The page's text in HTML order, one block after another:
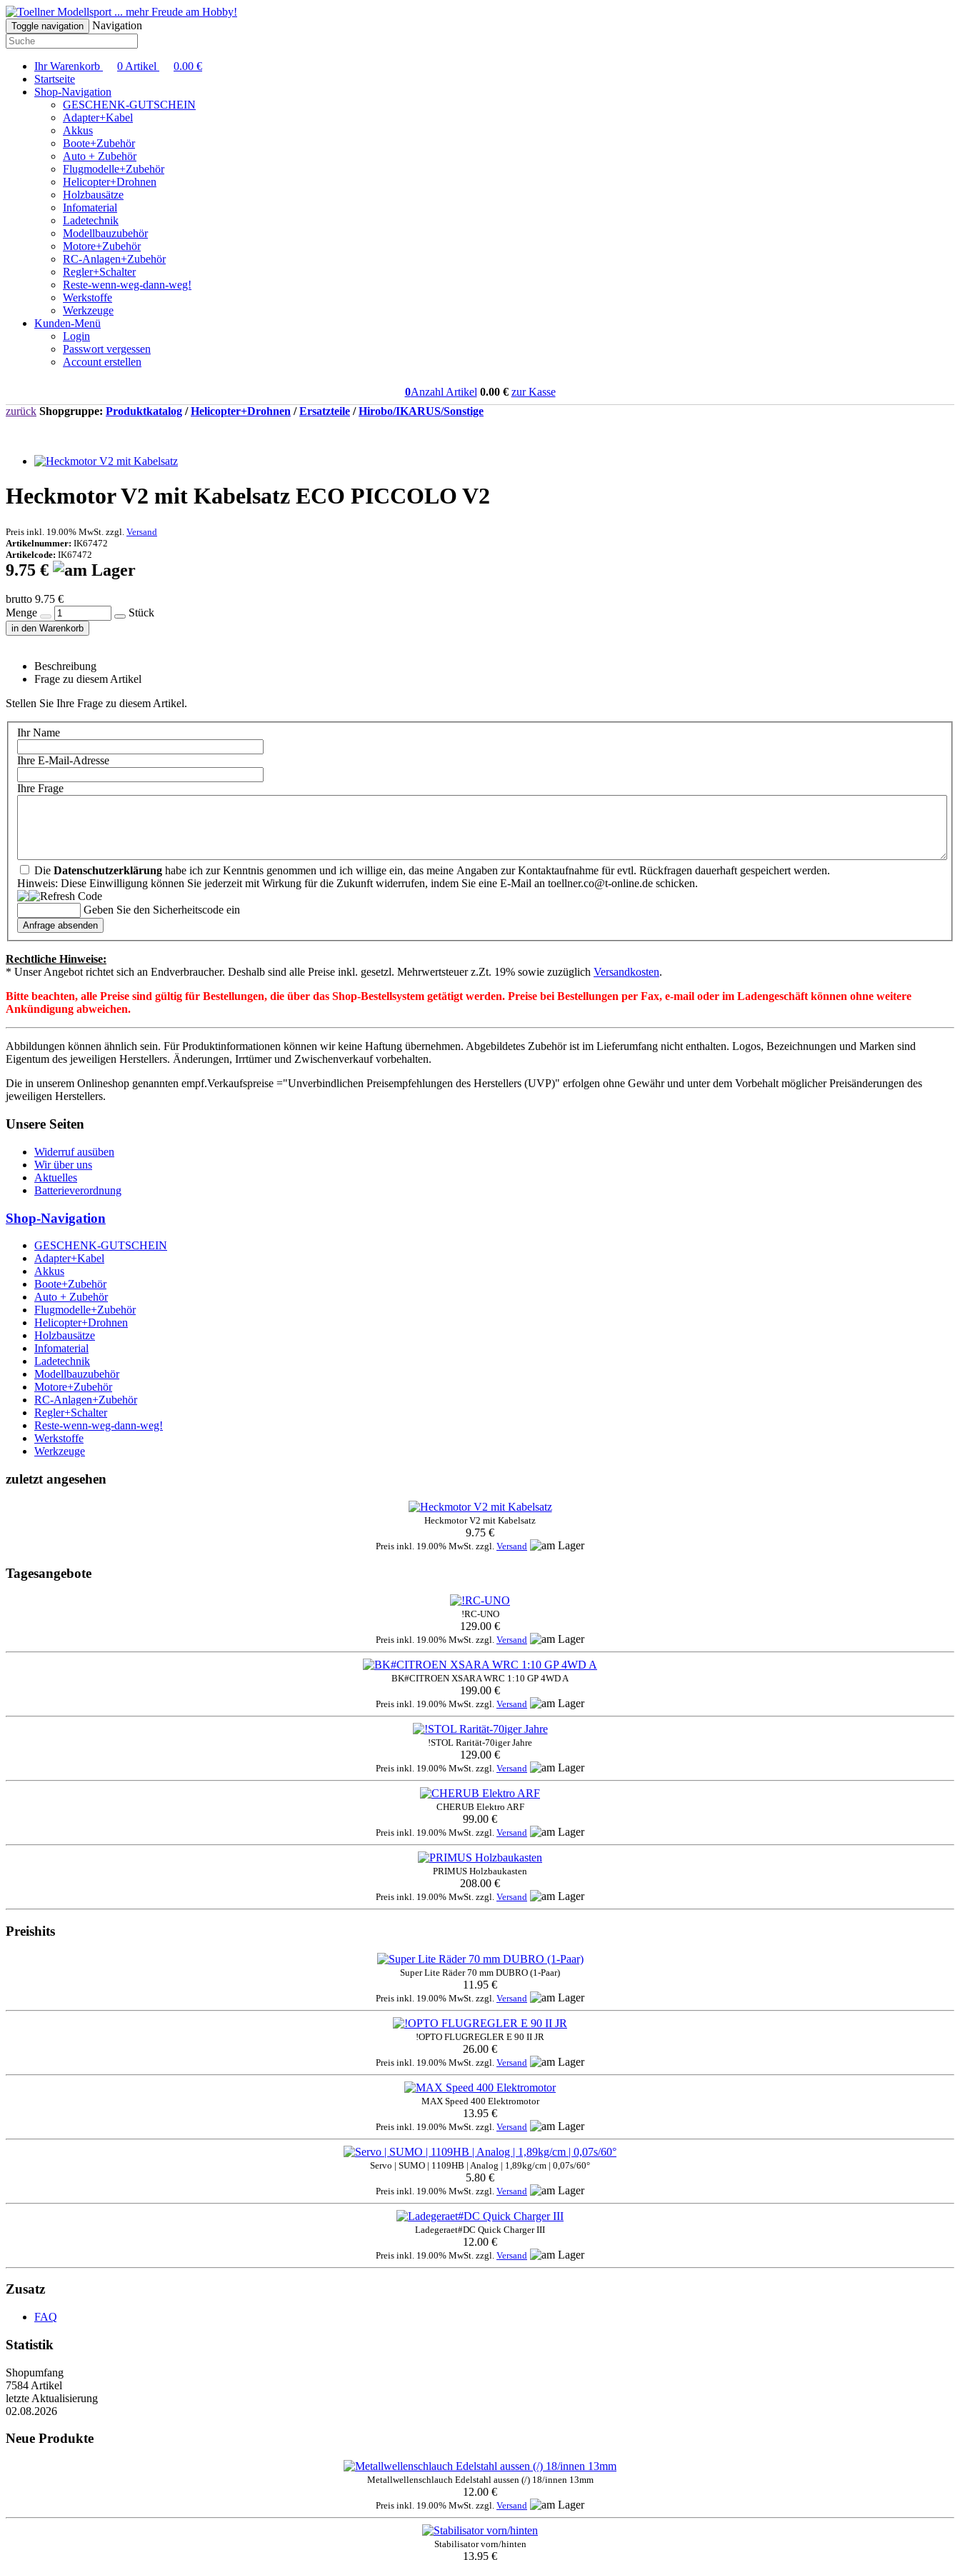
... mehr Freude am Hobby!
Toggle navigation Navigation
Ihr Warenkorb 0 Artikel 0.00 €
Startseite
Shop-Navigation
GESCHENK-GUTSCHEIN
Adapter+Kabel
Akkus
Boote+Zubehör
Auto + Zubehör
Flugmodelle+Zubehör
Helicopter+Drohnen
Holzbausätze
Infomaterial
Ladetechnik
Modellbauzubehör
Motore+Zubehör
RC-Anlagen+Zubehör
Regler+Schalter
Reste-wenn-weg-dann-weg!
Werkstoffe
Werkzeuge
Kunden-Menü
Login
Passwort vergessen
Account erstellen
0Anzahl Artikel 0.00€ zur Kasse
zurück Shopgruppe: Produktkatalog /Helicopter+Drohnen /Ersatzteile /Hirobo/IKARUS/Sonstige
Heckmotor V2 mit Kabelsatz ECO PICCOLO V2
Preis inkl. 19.00% MwSt. zzgl. Versand
Artikelnummer: IK67472
Artikelcode: IK67472
9.75 €
brutto 9.75 €
Menge
Stück
in den Warenkorb
Beschreibung
Frage zu diesem Artikel
Stellen Sie Ihre Frage zu diesem Artikel.
Ihr Name
Ihre E-Mail-Adresse
Ihre Frage
Die Datenschutzerklärung habe ich zur Kenntnis genommen und ich willige ein, das meine Angaben zur Kontaktaufnahme für evtl. Rückfragen dauerhaft gespeichert werden.
Hinweis: Diese Einwilligung können Sie jederzeit mit Wirkung für die Zukunft widerrufen, indem Sie eine E-Mail an toellner.co@t-online.de schicken.
Geben Sie den Sicherheitscode ein
Rechtliche Hinweise:
* Unser Angebot richtet sich an Endverbraucher. Deshalb sind alle Preise inkl. gesetzl. Mehrwertsteuer z.Zt. 19% sowie zuzüglich Versandkosten.
Bitte beachten, alle Preise sind gültig für Bestellungen, die über das Shop-Bestellsystem getätigt werden. Preise bei Bestellungen per Fax, e-mail oder im Ladengeschäft können ohne weitere
Ankündigung abweichen.
Abbildungen können ähnlich sein. Für Produktinformationen können wir keine Haftung übernehmen. Abgebildetes Zubehör ist im Lieferumfang nicht enthalten. Logos, Bezeichnungen und Marken sind
Eigentum des jeweiligen Herstellers. Änderungen, Irrtümer und Zwischenverkauf vorbehalten.
Die in unserem Onlineshop genannten empf.Verkaufspreise ="Unverbindlichen Preisempfehlungen des Herstellers (UVP)" erfolgen ohne Gewähr und unter dem Vorbehalt möglicher Preisänderungen des
jeweiligen Herstellers.
Unsere Seiten
Widerruf ausüben
Wir über uns
Aktuelles
Batterieverordnung
Shop-Navigation
GESCHENK-GUTSCHEIN
Adapter+Kabel
Akkus
Boote+Zubehör
Auto + Zubehör
Flugmodelle+Zubehör
Helicopter+Drohnen
Holzbausätze
Infomaterial
Ladetechnik
Modellbauzubehör
Motore+Zubehör
RC-Anlagen+Zubehör
Regler+Schalter
Reste-wenn-weg-dann-weg!
Werkstoffe
Werkzeuge
zuletzt angesehen
Heckmotor V2 mit Kabelsatz
9.75 €
Preis inkl. 19.00% MwSt. zzgl. Versand
Tagesangebote
!RC-UNO
129.00 €
Preis inkl. 19.00% MwSt. zzgl. Versand
BK#CITROEN XSARA WRC 1:10 GP 4WD A
199.00 €
Preis inkl. 19.00% MwSt. zzgl. Versand
!STOL Rarität-70iger Jahre
129.00 €
Preis inkl. 19.00% MwSt. zzgl. Versand
CHERUB Elektro ARF
99.00 €
Preis inkl. 19.00% MwSt. zzgl. Versand
PRIMUS Holzbaukasten
208.00 €
Preis inkl. 19.00% MwSt. zzgl. Versand
Preishits
Super Lite Räder 70 mm DUBRO (1-Paar)
11.95 €
Preis inkl. 19.00% MwSt. zzgl. Versand
!OPTO FLUGREGLER E 90 II JR
26.00 €
Preis inkl. 19.00% MwSt. zzgl. Versand
MAX Speed 400 Elektromotor
13.95 €
Preis inkl. 19.00% MwSt. zzgl. Versand
Servo | SUMO | 1109HB | Analog | 1,89kg/cm | 0,07s/60°
5.80 €
Preis inkl. 19.00% MwSt. zzgl. Versand
Ladegeraet#DC Quick Charger III
12.00 €
Preis inkl. 19.00% MwSt. zzgl. Versand
Zusatz
FAQ
Statistik
Shopumfang
7584 Artikel
letzte Aktualisierung
02.08.2026
Neue Produkte
Metallwellenschlauch Edelstahl aussen (/) 18/innen 13mm
12.00 €
Preis inkl. 19.00% MwSt. zzgl. Versand
Stabilisator vorn/hinten
13.95 €